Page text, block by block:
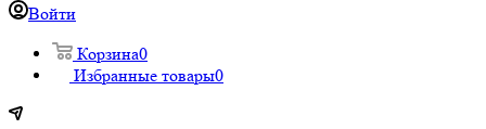
Войти
Корзина0
Избранные товары0